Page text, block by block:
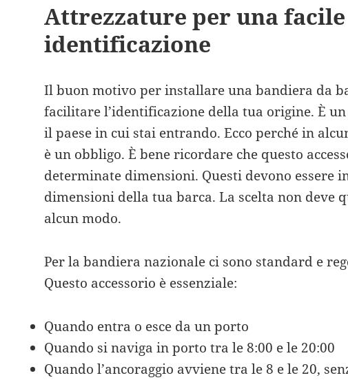
Attrezzature per una facile
identificazione
Il buon motivo per installare una bandiera da
facilitare l’identificazione della tua origine. È
il paese in cui stai entrando. Ecco perché in
è un obbligo. È bene ricordare che questo
determinate dimensioni. Questi devono essere
dimensioni della tua barca. La scelta non deve
alcun modo.
Per la bandiera nazionale ci sono standard e
Questo accessorio è essenziale:
Quando entra o esce da un porto
Quando si naviga in porto tra le 8:00 e le 20:00
Quando l’ancoraggio avviene tra le 8 e le 20,